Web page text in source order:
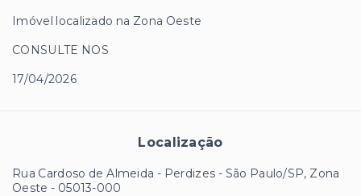
Imóvel localizado na Zona Oeste
CONSULTE NOS
17/04/2026
Localização
Rua Cardoso de Almeida - Perdizes - São Paulo/SP, Zona
Oeste - 05013-000